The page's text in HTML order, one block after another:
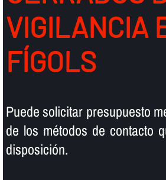
VIGILANCIA
FÍGOLS
Puede solicitar presupuesto
de los métodos de contacto
disposición.